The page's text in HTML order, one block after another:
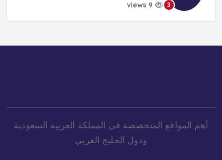
3
9 views
أهم المواقع المتخصصة في المملكة العربية السعودية
ودول الخليج العربي